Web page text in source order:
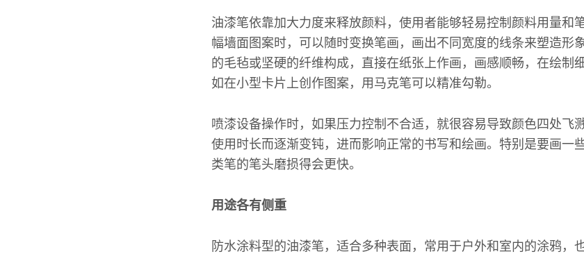
油漆笔依靠加大力度来释放颜料，使用者能够轻易控制颜料用量和
幅墙面图案时，可以随时变换笔画，画出不同宽度的线条来塑造形
的毛毡或坚硬的纤维构成，直接在纸张上作画，画感顺畅，在绘制
如在小型卡片上创作图案，用马克笔可以精准勾勒。
喷漆设备操作时，如果压力控制不合适，就很容易导致颜色四处飞
使用时长而逐渐变钝，进而影响正常的书写和绘画。特别是要画一
类笔的笔头磨损得会更快。
用途各有侧重
防水涂料型的油漆笔，适合多种表面，常用于户外和室内的涂鸦，